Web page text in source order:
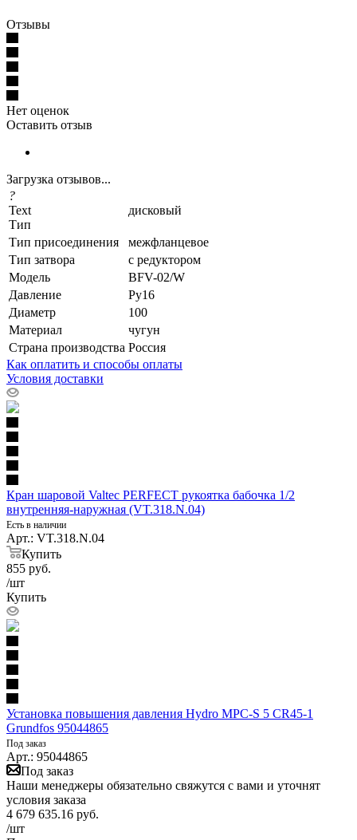
Отзывы
Нет оценок
Оставить отзыв
Загрузка отзывов...
?
Text
Тип
дисковый
Тип присоединения
межфланцевое
Тип затвора
с редуктором
Модель
BFV-02/W
Давление
Ру16
Диаметр
100
Материал
чугун
Страна производства Россия
Как оплатить и способы оплаты
Условия доставки
Кран шаровой Valtec PERFECT рукоятка бабочка 1/2
внутренняя-наружная (VT.318.N.04)
Есть в наличии
Арт.: VT.318.N.04
Купить
855 руб.
/шт
Купить
Установка повышения давления Hydro MPC-S 5 CR45-1
Grundfos 95044865
Под заказ
Арт.: 95044865
Под заказ
Наши менеджеры обязательно свяжутся с вами и уточнят
условия заказа
4 679 635.16 руб.
/шт